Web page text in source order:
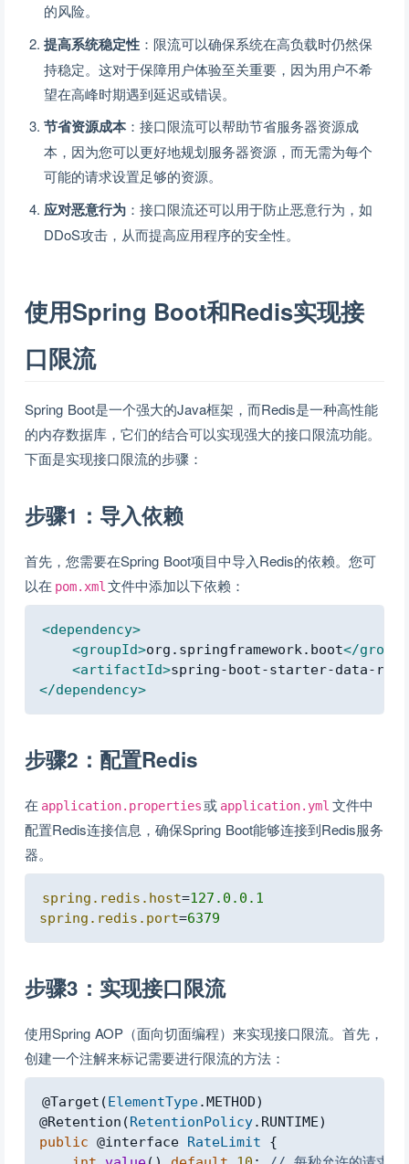
的风险。
提高系统稳定性 ：限流可以确保系统在高负载时仍然保
持稳定。这对于保障用户体验至关重要，因为用户不希
望在高峰时期遇到延迟或错误。
节省资源成本：接口限流可以帮助节省服务器资源成
本，因为您可以更好地规划服务器资源，而无需为每个
可能的请求设置足够的资源。
应对恶意行为 ：接口限流还可以用于防止恶意行为，如
DDoS攻击，从而提高应用程序的安全性。
使用Spring Boot和Redis实现接
口限流
Spring Boot是一个强大的Java框架，而Redis是一种高性能
的内存数据库，它们的结合可以实现强大的接口限流功能。
下面是实现接口限流的步骤：
步骤1：导入依赖
首先，您需要在Spring Boot项目中导入Redis的依赖。您可
以在 pom.xml 文件中添加以下依赖：
<dependency>
<groupId>org.springframework.boot</
<artifactId>spring-boot-starter-data-
</dependency>
步骤2：配置Redis
在 application.properties 或 application.yml 文件中
配置Redis连接信息，确保Spring Boot能够连接到Redis服务
器。
spring.redis.host=127.0.0.1
spring.redis.port=6379
步骤3：实现接口限流
使用Spring AOP（面向切面编程）来实现接口限流。首先，
创建一个注解来标记需要进行限流的方法：
@Target (ElementType.METHOD)
@Retention (RetentionPolicy. RUNTIME)
public @interface RateLimit
{